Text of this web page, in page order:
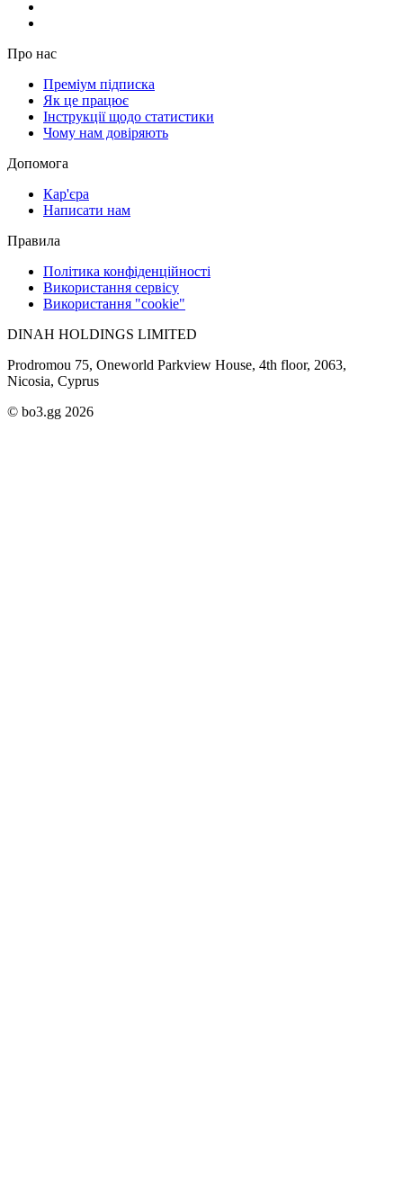
Про нас
Преміум підписка
Як це працює
Інструкції щодо статистики
Чому нам довіряють
Допомога
Кар'єра
Написати нам
Правила
Політика конфіденційності
Використання сервісу
Використання "cookie"
DINAH HOLDINGS LIMITED
Prodromou 75, Oneworld Parkview House, 4th floor, 2063,
Nicosia, Cyprus
© bo3.gg 2026